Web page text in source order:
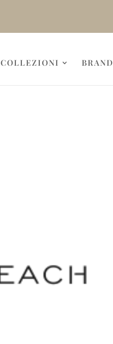
COLLEZIONI BRAND